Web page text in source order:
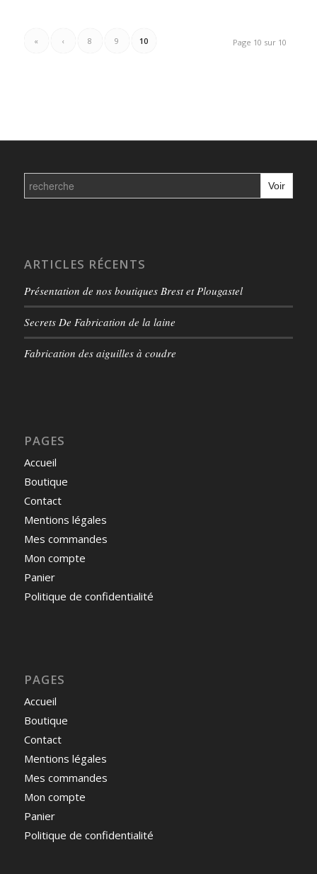
Page 10 sur 10
« ‹ 8 9 10
Search
for:
ARTICLES RÉCENTS
Présentation de nos boutiques Brest et Plougastel
Secrets De Fabrication de la laine
Fabrication des aiguilles à coudre
PAGES
Accueil
Boutique
Contact
Mentions légales
Mes commandes
Mon compte
Panier
Politique de confidentialité
PAGES
Accueil
Boutique
Contact
Mentions légales
Mes commandes
Mon compte
Panier
Politique de confidentialité